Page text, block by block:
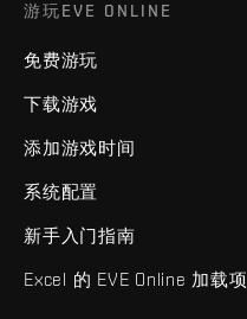
游玩EVE ONLINE
免费游玩
下载游戏
添加游戏时间
系统配置
新手入门指南
Excel 的 EVE Online 加载项